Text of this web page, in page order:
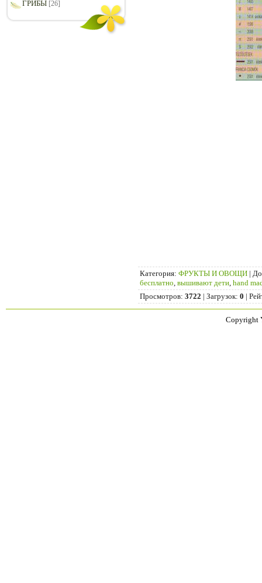
ГРИБЫ [26]
Категория: ФРУКТЫ И ОВОЩИ |
бесплатно вышивают дети hand
Просмотров: 3722 | Загрузок: 0 |
Copyright